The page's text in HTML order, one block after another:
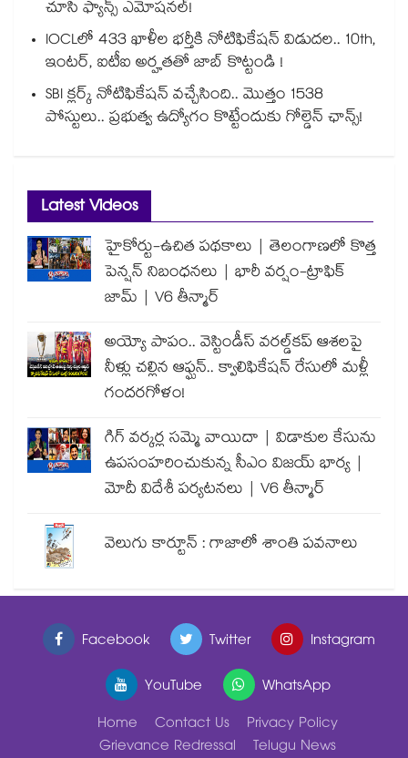
చూసి ఫ్యాన్స్ ఎమోషనల్!
IOCLలో 433 ఖాళీల భర్తీకి నోటిఫికేషన్ విడుదల.. 10th,
ఇంటర్, ఐటీఐ అర్హతతో జాబ్ కొట్టండి !
SBI క్లర్క్ నోటిఫికేషన్ వచ్చేసింది.. మొత్తం 1538
పోస్టులు.. ప్రభుత్వ ఉద్యోగం కొట్టేందుకు గోల్డెన్ ఛాన్స్!
Latest Videos
హైకోర్టు-ఉచిత పథకాలు | తెలంగాణలో కొత్త
పెన్షన్ నిబంధనలు | భారీ వర్షం-ట్రాఫిక్
జామ్ | V6 తీన్మార్
అయ్యో పాపం.. వెస్టిండీస్ వరల్డ్‌కప్ ఆశలపై
నీళ్లు చల్లిన ఆఫ్ఘన్.. క్వాలిఫికేషన్ రేసులో మళ్లీ
గందరగోళం!
గిగ్ వర్కర్ల సమ్మె వాయిదా | విడాకుల కేసును
ఉపసంహరించుకున్న సీఎం విజయ్ భార్య |
మోదీ విదేశీ పర్యటనలు | V6 తీన్మార్
వెలుగు కార్టూన్ : గాజాలో శాంతి పవనాలు
Facebook Twitter
Instagram
YouTube
WhatsApp
Home
Contact Us
Privacy Policy
Grievance Redressal
Telugu News